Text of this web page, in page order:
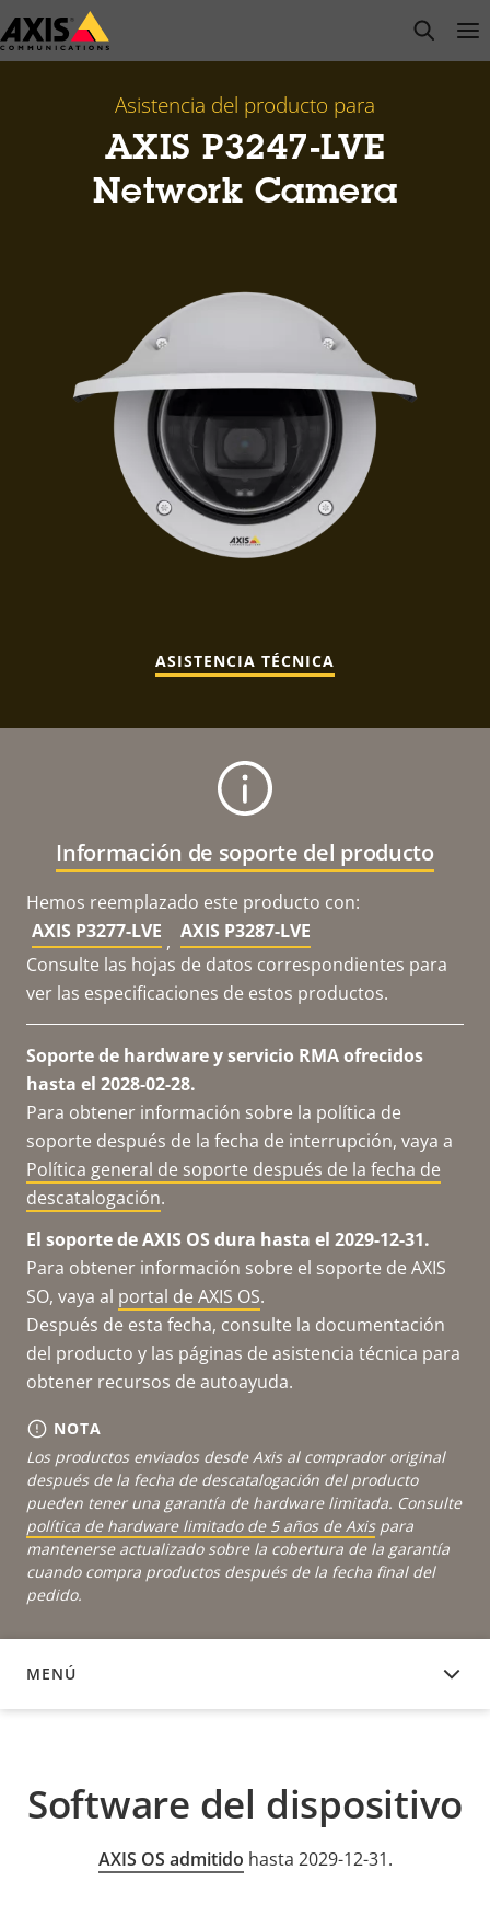
Saltar
al
open
Asistencia del producto para
AXIS P3247-LVE
Network Camera
ASISTENCIA TÉCNICA
Información de soporte del producto
Hemos reemplazado este producto con:
AXIS P3277-LVE , AXIS P3287-LVE
Consulte las hojas de datos correspondientes para
ver las especificaciones de estos productos.
Soporte de hardware y servicio RMA ofrecidos
hasta el 2028-02-28.
Para obtener información sobre la política de
soporte después de la fecha de interrupción, vaya a
Política general de soporte después de la fecha de
descatalogación.
El soporte de AXIS OS dura hasta el 2029-12-31.
Para obtener información sobre el soporte de AXIS
SO, vaya al portal de AXIS OS.
Después de esta fecha, consulte la documentación
del producto y las páginas de asistencia técnica para
obtener recursos de autoayuda.
NOTA
Los productos enviados desde Axis al comprador original
después de la fecha de descatalogación del producto
pueden tener una garantía de hardware limitada. Consulte
política de hardware limitado de 5 años de Axispara
mantenerse actualizado sobre la cobertura de la garantía
cuando compra productos después de la fecha final del
pedido.
MENÚ
SOFTWARE DEL DISPOSITIVO
Software del dispositivo
AXIS OS admitido hasta 2029-12-31.